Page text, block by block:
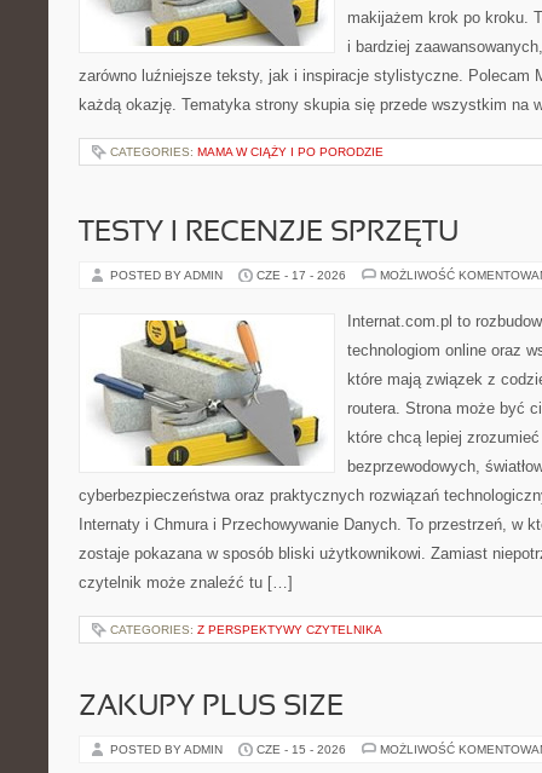
makijażem krok po kroku.
i bardziej
zarówno luźniejsze teksty, jak i inspiracje stylistyczne. Polecam
każdą okazję. Tematyka strony skupia się przede wszystkim na
CATEGORIES: MAMA W CIĄŻY I PO PORODZIE
TESTY I RECENZJE SPRZĘTU
POSTED BY ADMIN CZE - 17 - 2026 MOŻLIWOŚĆ
Internat.com.pl to
technologiom online oraz
które mają związek z
routera. Strona może być
które chcą lepiej
bezprzewodowych,
cyberbezpieczeństwa oraz praktycznych rozwiązań
Internaty i Chmura i Przechowywanie Danych. To przestrzeń, w
zostaje pokazana w sposób bliski użytkownikowi. Zamiast
czytelnik może znaleźć tu […]
CATEGORIES: Z PERSPEKTYWY CZYTELNIKA
ZAKUPY PLUS SIZE
POSTED BY ADMIN CZE - 15 - 2026 MOŻLIWOŚĆ